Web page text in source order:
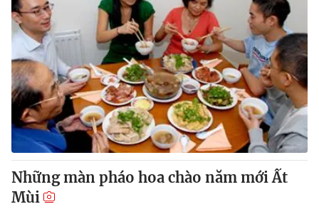
Những màn pháo hoa chào năm mới Ất
Mùi